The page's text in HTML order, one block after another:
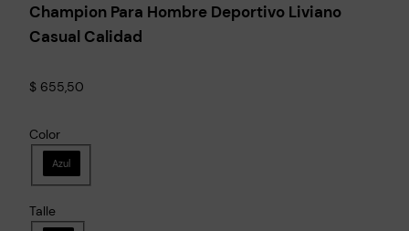
Champion Para Hombre Deportivo Liviano
Casual Calidad
$ 655,50
Color
Azul
Talle